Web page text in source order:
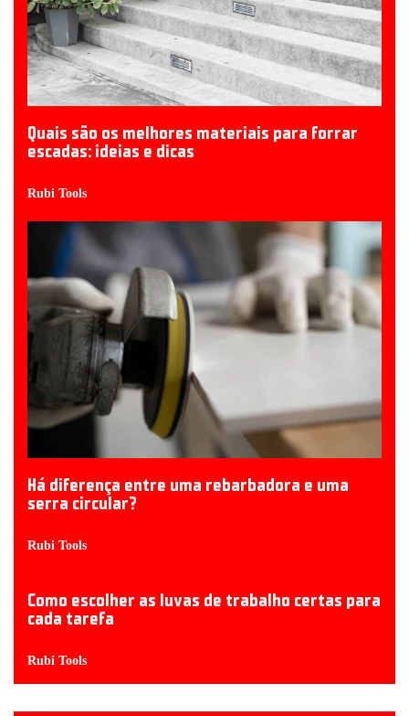
Quais são os melhores materiais para forrar
escadas: ideias e dicas
Rubi Tools
Há diferença entre uma rebarbadora e uma
serra circular?
Rubi Tools
Como escolher as luvas de trabalho certas para
cada tarefa
Rubi Tools